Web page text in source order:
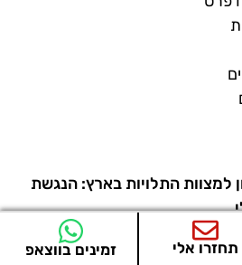
התלויות בארץ: הנגשת
בעידן הבינה
תחזרו אלי זמינים בווצאפ